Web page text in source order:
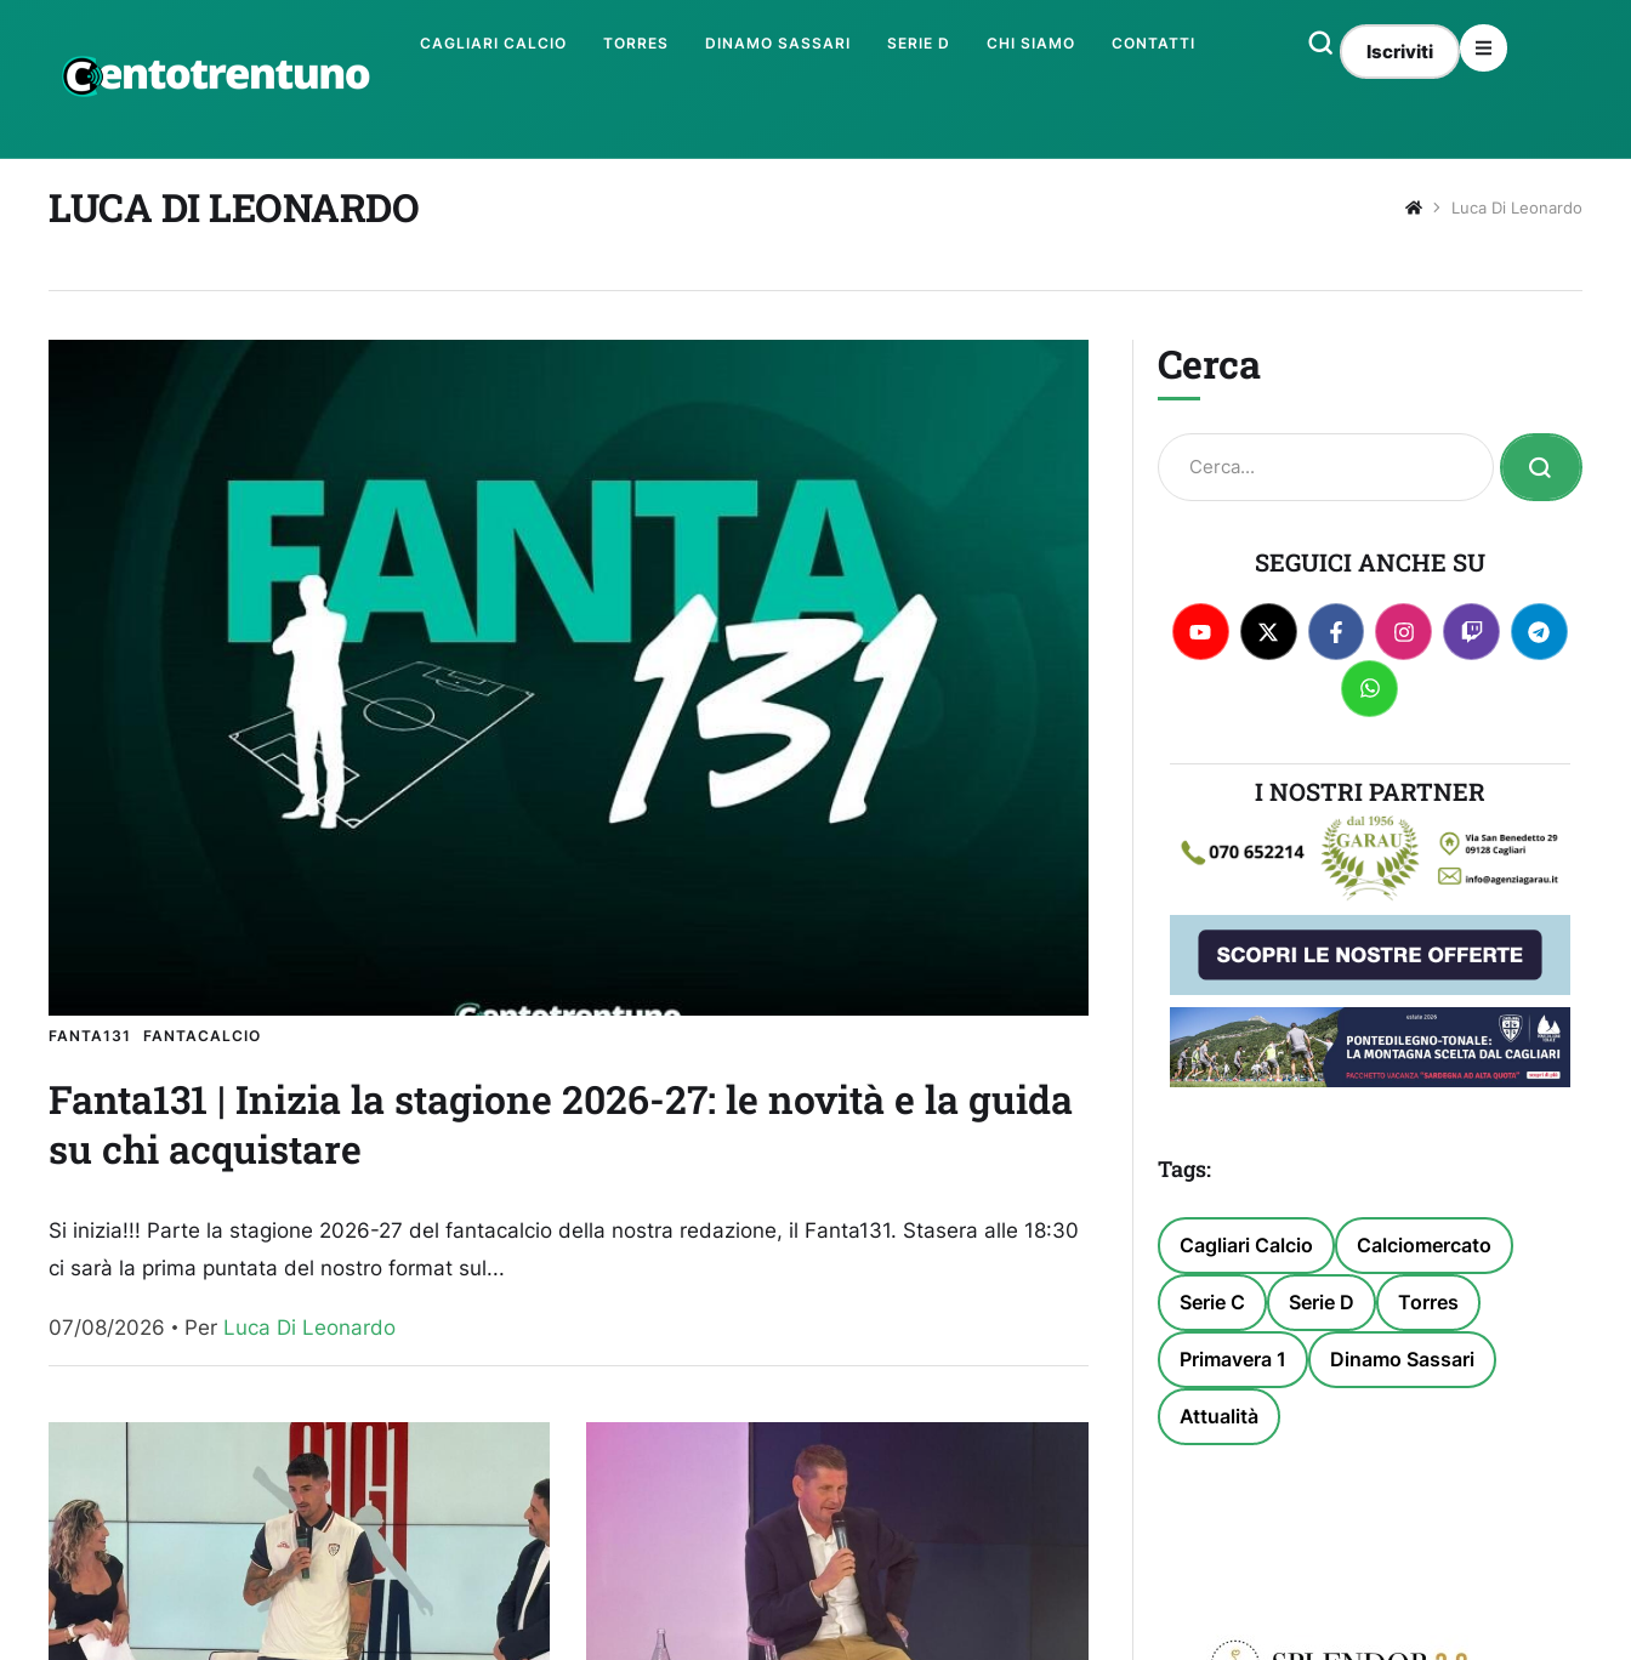
CAGLIARI CALCIO TORRES DINAMO SASSARI SERIE D CHI SIAMO CONTATTI Iscriviti
LUCA DI LEONARDO Luca Di Leonardo
FANTA131 FANTACALCIO
Fanta131 | Inizia la stagione 2026-27: le novità e la guida
su chi acquistare
Si inizia!!! Parte la stagione 2026-27 del fantacalcio della nostra redazione, il Fanta131. Stasera alle 18:30
ci sarà la prima puntata del nostro format sul...
07/08/2026 Per Luca Di Leonardo
Cerca
SEGUICI ANCHE SU
I NOSTRI PARTNER
Tags:
Cagliari Calcio Calciomercato
Serie C Serie D Torres
Primavera 1 Dinamo Sassari
Attualità